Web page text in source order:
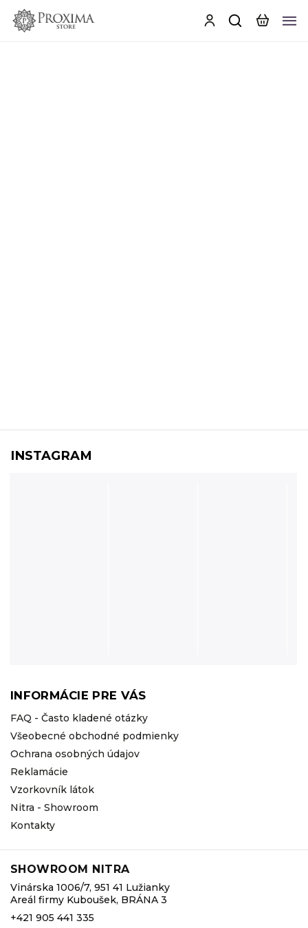
INFORMÁCIE PRE VÁS
FAQ - Často kladené otázky
Všeobecné obchodné podmienky
Ochrana osobných údajov
Reklamácie
Vzorkovník látok
Nitra - Showroom
Kontakty
SHOWROOM NITRA
Vinárska 1006/7, 951 41 Lužianky
Areál firmy Kuboušek, BRÁNA 3
+421 905 441 335
INSTAGRAM